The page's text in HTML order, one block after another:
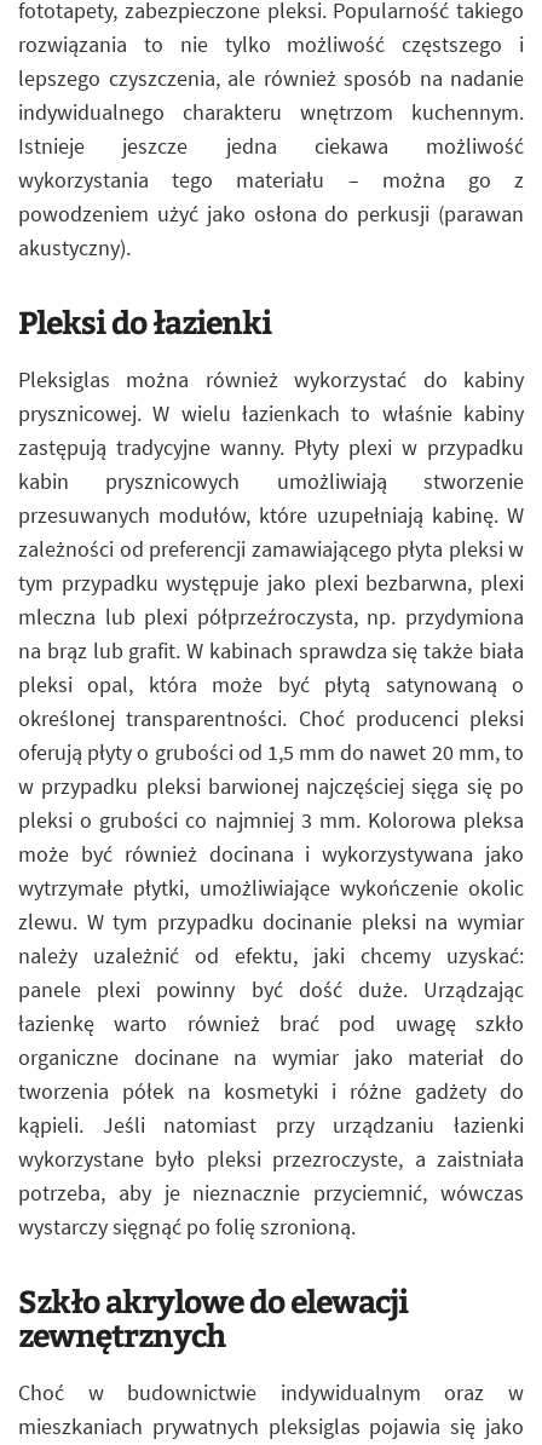
fototapety, zabezpieczone pleksi. Popularność takiego
rozwiązania to nie tylko możliwość częstszego i
lepszego czyszczenia, ale również sposób na nadanie
indywidualnego charakteru wnętrzom kuchennym.
Istnieje jeszcze jedna ciekawa możliwość
wykorzystania tego materiału – można go z
powodzeniem użyć jako osłona do perkusji (parawan
akustyczny).
Pleksi do łazienki
Pleksiglas można również wykorzystać do kabiny
prysznicowej. W wielu łazienkach to właśnie kabiny
zastępują tradycyjne wanny. Płyty plexi w przypadku
kabin prysznicowych umożliwiają stworzenie
przesuwanych modułów, które uzupełniają kabinę. W
zależności od preferencji zamawiającego płyta pleksi w
tym przypadku występuje jako plexi bezbarwna, plexi
mleczna lub plexi półprzeźroczysta, np. przydymiona
na brąz lub grafit. W kabinach sprawdza się także biała
pleksi opal, która może być płytą satynowaną o
określonej transparentności. Choć producenci pleksi
oferują płyty o grubości od 1,5 mm do nawet 20 mm, to
w przypadku pleksi barwionej najczęściej sięga się po
pleksi o grubości co najmniej 3 mm. Kolorowa pleksa
może być również docinana i wykorzystywana jako
wytrzymałe płytki, umożliwiające wykończenie okolic
zlewu. W tym przypadku docinanie pleksi na wymiar
należy uzależnić od efektu, jaki chcemy uzyskać:
panele plexi powinny być dość duże. Urządzając
łazienkę warto również brać pod uwagę szkło
organiczne docinane na wymiar jako materiał do
tworzenia półek na kosmetyki i różne gadżety do
kąpieli. Jeśli natomiast przy urządzaniu łazienki
wykorzystane było pleksi przezroczyste, a zaistniała
potrzeba, aby je nieznacznie przyciemnić, wówczas
wystarczy sięgnąć po folię szronioną.
Szkło akrylowe do elewacji
zewnętrznych
Choć w budownictwie indywidualnym oraz w
mieszkaniach prywatnych pleksiglas pojawia się jako